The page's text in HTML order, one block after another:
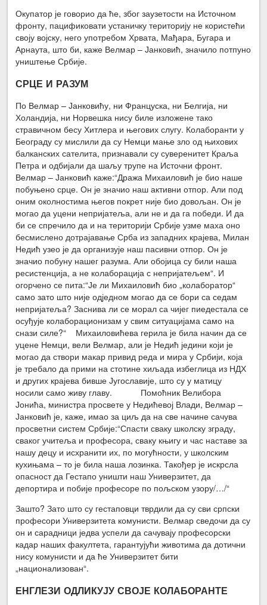
Окупатор је говорио да ће, због заузетости на Источном
фронту, пацификовати устаничку територију не користећи
своју војску, него употребом Хрвата, Мађара, Бугара и
Арнаута, што би, каже Велмар – Јанковић, значило потпуно
уништење Србије.
СРЦЕ И РАЗУМ
По Велмар – Јанковићу, ни Француска, ни Белгија, ни
Холандија, ни Норвешка нису биле изложене тако
стравичном бесу Хитлера и његових слугу. Колаборанти у
Београду су мислили да су Немци мање зло од њихових
балканских сателита, признавали су суверенитет Краља
Петра и одбијали да шаљу трупе на Источни фронт.
Велмар – Јанковић каже:“Дража Михаиловић је био наше
побуњено срце. Он је значио наш активни отпор. Али под
оним околностима његов покрет није био довољан. Он је
могао да уцени непријатеља, али не и да га победи. И да
би се спречило да и на територији Србије узме маха оно
бесмислено дотрајавање Срба из западних крајева, Милан
Недић узео је да организује наш пасивни отпор. Он је
значио побуну нашег разума. Али обојица су били наша
ресистенција, а не колаборација с непријатељем“. И
огорчено се пита:“Је ли Михаиловић био „колаборатор“
само зато што није одједном могао да се бори са седам
непријатеља? Заснива ли се морал са чијег пиедестала се
осуђује колаборационизам у свим ситуацијама само на
снази силе?“ Михаиловићева герила је била начин да се
уцене Немци, вели Велмар, али је Недић једини који је
могао да створи макар привид реда и мира у Србији, која
је требало да прими на стотине хиљада избеглица из НДХ
и других крајева бивше Југославије, што су у матицу
носили само живу главу. Помоћник Велибора
Јонића, министра просвете у Недићевој Влади, Велмар –
Јанковић је, каже, имао за циљ да на све начине сачува
просветни систем Србије:“Спасти сваку школску зграду,
сваког учитеља и професора, сваку књигу и час наставе за
нашу децу и исхранити их, по могућности, у школским
кухињама – то је била наша лозинка. Такођер је искрсла
опасност да Гестапо уништи наш Универзитет, да
депортира и побије професоре по пољском узору/…/“
Зашто? Зато што су гестаповци тврдили да су сви српски
професори Универзитета комунисти. Велмар сведочи да су
он и сарадници једва успели да сачувају професорски
кадар наших факултета, гарантујући животима да дотични
нису комунисти и да ће Универзитет бити
„национализован“.
ЕНГЛЕЗИ ОДЛИКУЈУ СВОЈЕ КОЛАБОРАНТЕ